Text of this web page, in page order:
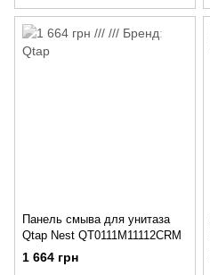
Панель смыва для унитаза
Qtap Nest QT0111M11112CRM
1 664 грн